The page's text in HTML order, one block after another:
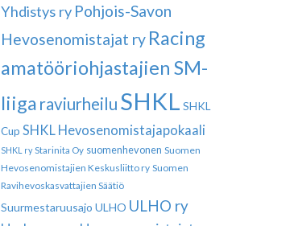
Yhdistys ry Pohjois-Savon
Hevosenomistajat ry Racing
amatööriohjastajien SM-
liiga raviurheilu SHKL SHKL
Cup SHKL Hevosenomistajapokaali
SHKL ry Starinita Oy suomenhevonen Suomen
Hevosenomistajien Keskusliitto ry Suomen
Ravihevoskasvattajien Säätiö
Suurmestaruusajo ULHO ULHO ry